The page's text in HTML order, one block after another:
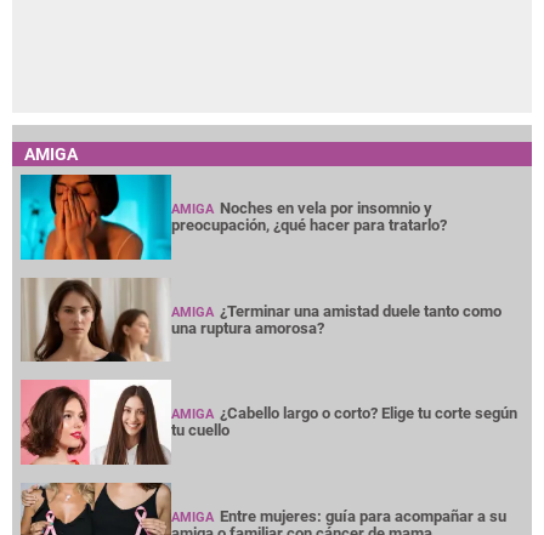
AMIGA
AMIGA Noches en vela por insomnio y
preocupación, ¿qué hacer para tratarlo?
AMIGA ¿Terminar una amistad duele tanto como
una ruptura amorosa?
AMIGA ¿Cabello largo o corto? Elige tu corte según
tu cuello
AMIGA Entre mujeres: guía para acompañar a su